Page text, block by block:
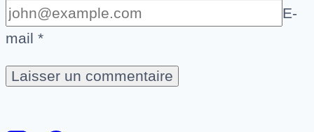
E-
mail *